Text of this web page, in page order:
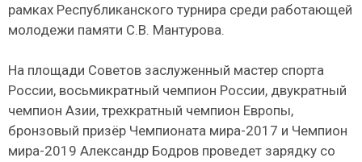
рамках Республиканского турнира среди работающей
молодежи памяти С.В. Мантурова.
На площади Советов заслуженный мастер спорта
России, восьмикратный чемпион России, двукратный
чемпион Азии, трехкратный чемпион Европы,
бронзовый призёр Чемпионата мира-2017 и Чемпион
мира-2019 Александр Бодров проведет зарядку со